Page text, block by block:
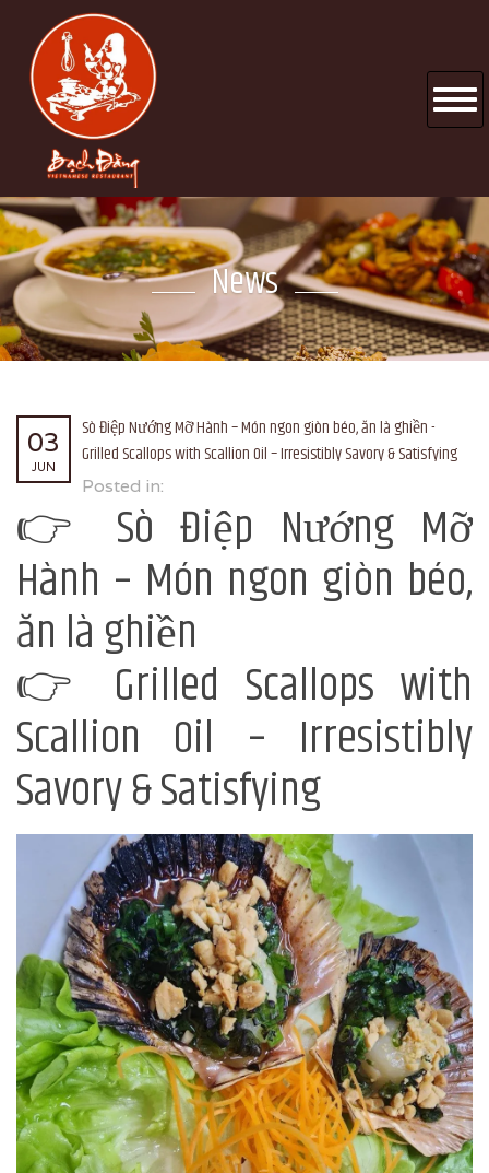
News
03
JUN
Sò Điệp Nướng Mỡ Hành – Món ngon giòn béo, ăn là ghiền -
Grilled Scallops with Scallion Oil – Irresistibly Savory & Satisfying
Posted in:
👉 Sò Điệp Nướng Mỡ
Hành – Món ngon giòn béo,
ăn là ghiền
👉 Grilled Scallops with
Scallion Oil – Irresistibly
Savory & Satisfying